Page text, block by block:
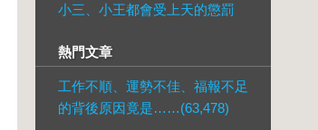
小三、小王都會受上天的懲罰
熱門文章
工作不順、運勢不佳、福報不足
的背後原因竟是……(63,478)